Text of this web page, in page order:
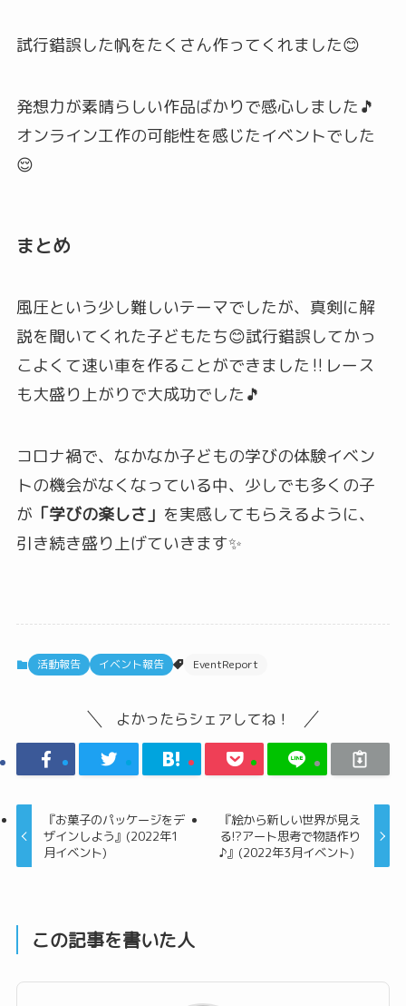
試行錯誤した帆をたくさん作ってくれました😊
発想力が素晴らしい作品ばかりで感心しました🎵
オンライン工作の可能性を感じたイベントでした
😌
まとめ
風圧という少し難しいテーマでしたが、真剣に解
説を聞いてくれた子どもたち😊試行錯誤してかっ
こよくて速い車を作ることができました‼レース
も大盛り上がりで大成功でした🎵
コロナ禍で、なかなか子どもの学びの体験イベン
トの機会がなくなっている中、少しでも多くの子
が 「学びの楽しさ」 を実感してもらえるように、
引き続き盛り上げていきます✨
活動報告 イベント報告 EventReport
よかったらシェアしてね！
『お菓子のパッケージをデ
ザインしよう』(2022年1
月イベント)
『絵から新しい世界が見え
る!?アート思考で物語作り
♪』(2022年3月イベント)
この記事を書いた人